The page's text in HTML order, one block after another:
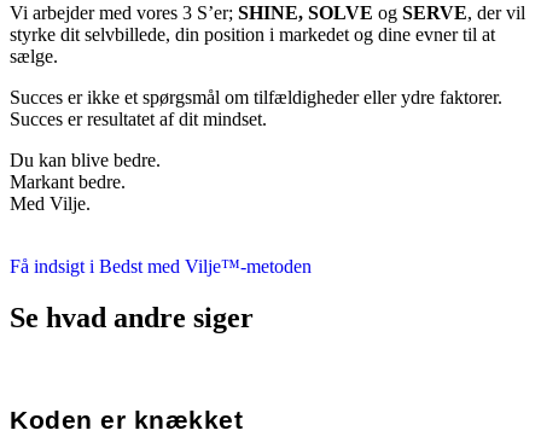
Vi arbejder med vores 3 S’er; SHINE, SOLVE og SERVE, der vil
styrke dit selvbillede, din position i markedet og dine evner til at
sælge.
Succes er ikke et spørgsmål om tilfældigheder eller ydre faktorer.
Succes er resultatet af dit mindset.
Du kan blive bedre.
Markant bedre.
Med Vilje.
Få indsigt i Bedst med Vilje™-metoden
Se hvad andre siger
Koden er knækket